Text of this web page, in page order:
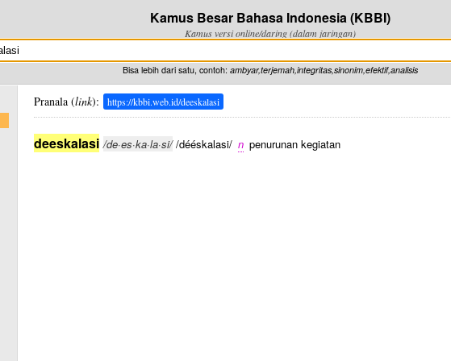
Kamus Besar Bahasa Indonesia (KBBI)
Kamus versi online/daring (dalam jaringan)
Bisa lebih dari satu, contoh: ambyar,terjemah,integritas,sinonim,efektif,analisis
Pranala (link): https://kbbi.web.id/deeskalasi
deeskalasi /de·es·ka·la·si//dééskalasi/ n penurunan kegiatan